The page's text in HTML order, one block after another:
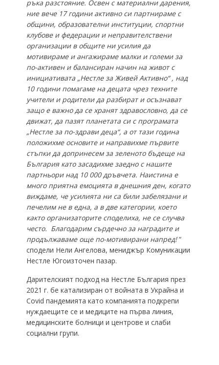
ръка разстояние. Освен с материални дарения,
ние вече 17 години активно си партнираме с
общини, образователни институции, спортни
клубове и федерации и неправителствени
организации в общите ни усилия да
мотивираме и ангажираме малки и големи за
по-активен и балансиран начин на живот с
инициативата „Нестле за Живей Активно“ , над
10 години помагаме на децата чрез техните
учители и родители да разбират и осъзнават
защо е важно да се хранят здравословно, да се
движат, да пазят планетата си с програмата
„Нестле за по-здрави деца“, а от тази година
положихме основите и направихме първите
стъпки да допринесем за зеленото бъдеще на
България като засадихме заедно с нашите
партньори над 10 000 дръвчета. Наистина е
много приятна емоцията в днешния ден, когато
виждаме, че усилията ни са били забелязани и
печелим не в една, а в две категории, което
както организаторите споделиха, не се случва
често. Благодарим сърдечно за наградите и
продължаваме още по-мотивирани напред!“
сподели Нели Ангелова, мениджър Комуникации
Нестле Югоизточен пазар.
Дарителският подход на Нестле България през
2021 г. бе катализиран от войната в Украйна и
Covid пандемията като компанията подкрепи
нуждаещите се и медиците на първа линия,
медицинските болници и центрове и слаби
социални групи.